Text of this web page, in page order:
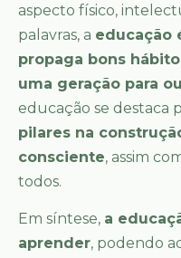
aspecto físico,
palavras, a educação
propaga bons
uma geração para
educação se destaca
pilares na
consciente, assim
todos.
Em síntese, a
aprender, podendo